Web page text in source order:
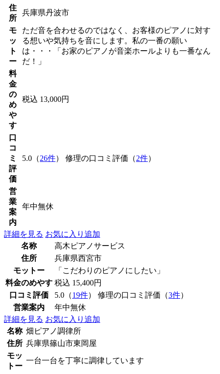
住
所
兵庫県丹波市
モ
ッ
ト
ー
ただ音を合わせるのではなく、お客様のピアノに対す
る想いや気持ちを音にします。私の一番の願い
は・・・「お家のピアノが音楽ホールよりも一番なん
だ！」
料
金
の
め
や
す
税込 13,000円
口
コ
ミ
評
価
5.0（26件） 修理の口コミ評価（2件）
営
業
案
内
年中無休
詳細を見る お気に入り追加
名称
高木ピアノサービス
住所
兵庫県西宮市
モットー
「こだわりのピアノにしたい」
料金のめやす 税込 15,400円
口コミ評価
5.0（19件） 修理の口コミ評価（3件）
営業案内
年中無休
詳細を見る お気に入り追加
名称 畑ピアノ調律所
住所 兵庫県篠山市東岡屋
モッ
トー
一台一台を丁寧に調律しています